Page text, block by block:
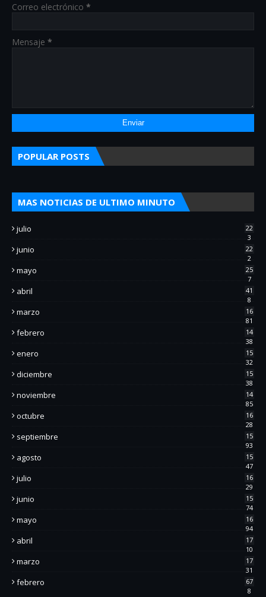
Correo electrónico *
Mensaje *
POPULAR POSTS
MAS NOTICIAS DE ULTIMO MINUTO
julio
22
3
junio
22
2
mayo
25
7
abril
41
8
marzo
16
81
febrero
14
38
enero
15
32
diciembre
15
38
noviembre
14
85
octubre
16
28
septiembre
15
93
agosto
15
47
julio
16
29
junio
15
74
mayo
16
94
abril
17
10
marzo
17
31
febrero
67
8